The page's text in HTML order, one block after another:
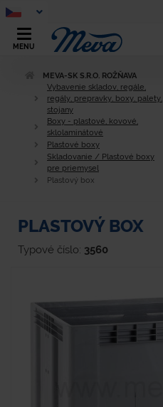
MENU
MEVA-SK S.R.O. ROŽŇAVA
Vybavenie skladov, regále,
regály, prepravky, boxy, palety,
stojany
Boxy - plastové, kovové,
sklolaminátové
Plastové boxy
Skladovanie / Plastové boxy
pre priemysel
Plastový box
PLASTOVÝ BOX
Typové číslo: 3560